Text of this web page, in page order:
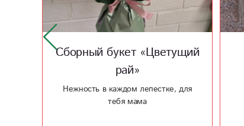
Сборный букет «Цветущий
рай»
Нежность в каждом лепестке, для
тебя мама